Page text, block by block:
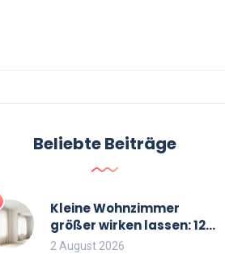
Beliebte Beiträge
Kleine Wohnzimmer
größer wirken lassen: 12
bewährte Tricks für mehr
2 August 2026